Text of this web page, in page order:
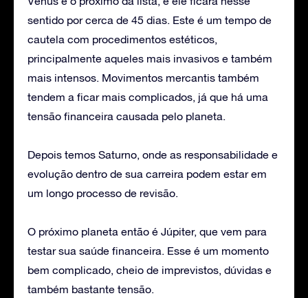
sentido por cerca de 45 dias. Este é um tempo de
cautela com procedimentos estéticos,
principalmente aqueles mais invasivos e também
mais intensos. Movimentos mercantis também
tendem a ficar mais complicados, já que há uma
tensão financeira causada pelo planeta.
Depois temos Saturno, onde as responsabilidade e
evolução dentro de sua carreira podem estar em
um longo processo de revisão.
O próximo planeta então é Júpiter, que vem para
testar sua saúde financeira. Esse é um momento
bem complicado, cheio de imprevistos, dúvidas e
também bastante tensão.